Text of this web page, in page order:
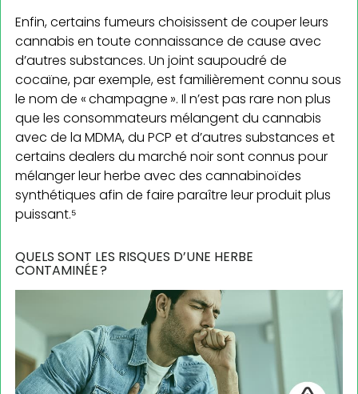
Enfin, certains fumeurs choisissent de couper leurs
cannabis en toute connaissance de cause avec
d’autres substances. Un joint saupoudré de
cocaïne, par exemple, est familièrement connu sous
le nom de « champagne ». Il n’est pas rare non plus
que les consommateurs mélangent du cannabis
avec de la MDMA, du PCP et d’autres substances et
certains dealers du marché noir sont connus pour
mélanger leur herbe avec des cannabinoïdes
synthétiques afin de faire paraître leur produit plus
puissant.⁵
QUELS SONT LES RISQUES D’UNE HERBE
CONTAMINÉE ?